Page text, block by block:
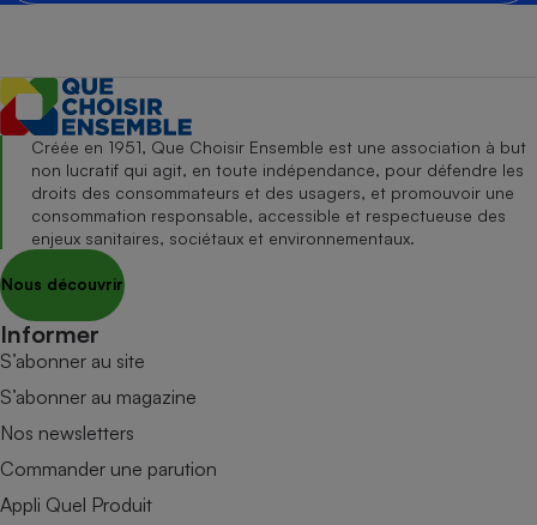
Créée en 1951, Que Choisir Ensemble est une association à but
non lucratif qui agit, en toute indépendance, pour défendre les
droits des consommateurs et des usagers, et promouvoir une
consommation responsable, accessible et respectueuse des
enjeux sanitaires, sociétaux et environnementaux.
Nous découvrir
Informer
S’abonner au site
S’abonner au magazine
Nos newsletters
Commander une parution
Appli Quel Produit